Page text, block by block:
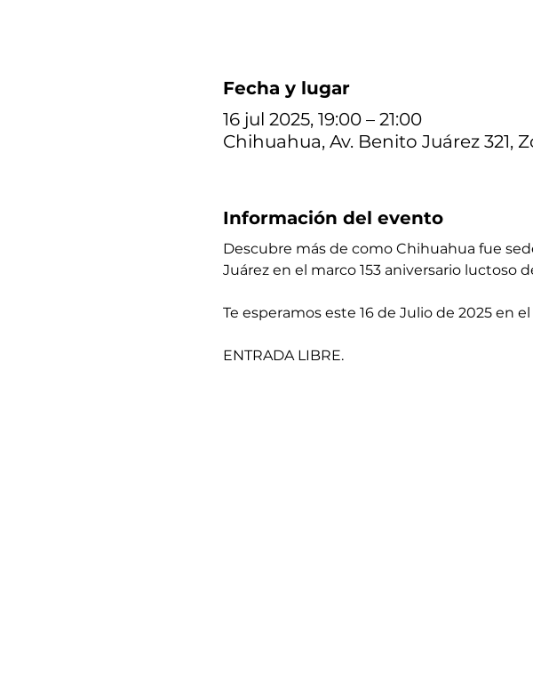
Fecha y lugar
16 jul 2025, 19:00 – 21:00
Chihuahua, Av. Benito Juárez 321,
Información del evento
Descubre más de como Chihuahua fue
Juárez en el marco 153 aniversario luctoso
Te esperamos este 16 de Julio de 2025 en el
ENTRADA LIBRE.